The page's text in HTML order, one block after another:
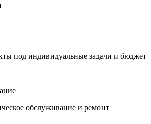
под индивидуальные задачи и бюджет
обслуживание и ремонт